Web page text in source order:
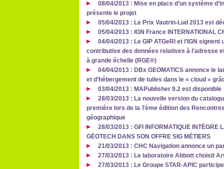
08/04/2013 : Mise en place d’un système
présente le projet
05/04/2013 : Le Prix Vautrin-Lud 2013 est
05/04/2013 : IGN France INTERNATIONAL
04/04/2013 : Le GIP ATGeRI et l’IGN
contributive des données relatives à l’adresse
à grande échelle (RGE®)
04/04/2013 : DBx GEOMATICS annonce le
et d’hébergement de tuiles dans le « cloud »
03/04/2013 : MAPublisher 9.2 est disponible
28/03/2013 : La nouvelle version du
première lors de la 7ème édition des
géographique
28/03/2013 : GFI INFORMATIQUE INTÈGRE
GÉOTECH DANS SON OFFRE SIG MÉTIERS
21/03/2013 : CHC Navigation annonce un
27/03/2013 : Le laboratoire Abbott choisit
27/03/2013 : Le Groupe STAR-APIC